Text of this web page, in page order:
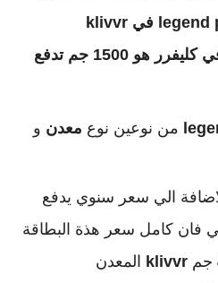
سعر باقة legend plan في كليفرر هو 1500 جم تدفع
من نوعين نوع معدن و
الي سعر سنوي يدفع
فان كامل سعر هذة البطاقة
جم klivvr المعدن